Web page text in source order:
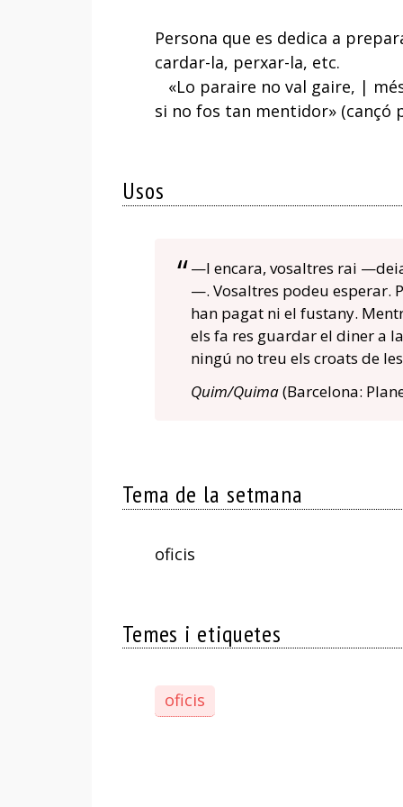
Persona que es dedica a
cardar-la, perxar-la, etc.
«Lo paraire no val gaire, |
si no fos tan mentidor» (cançó
Usos
—I encara, vosaltres rai
—. Vosaltres podeu esperar.
han pagat ni el fustany.
els fa res guardar el diner a
ningú no treu els croats de
Quim/Quima(Barcelona:
Tema de la setmana
oficis
Temes i etiquetes
oficis